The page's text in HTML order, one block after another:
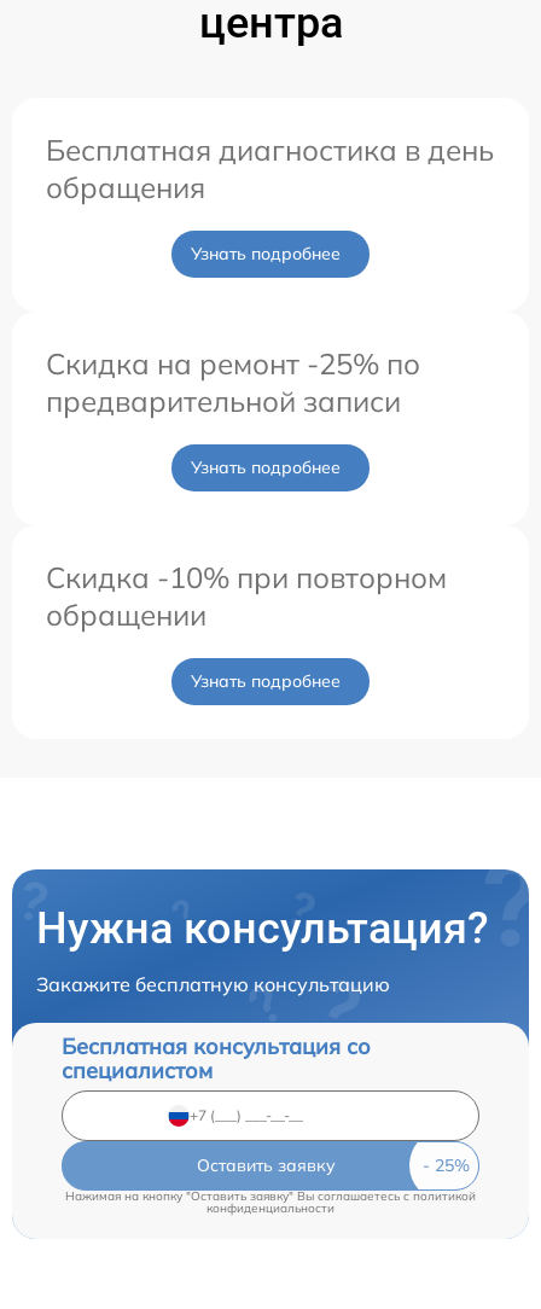
центра
Бесплатная диагностика в день
обращения
Узнать подробнее
Скидка на ремонт -25% по
предварительной записи
Узнать подробнее
Скидка -10% при повторном
обращении
Узнать подробнее
Нужна консультация?
Закажите бесплатную консультацию
Бесплатная консультация со
специалистом
Оставить заявку
Нажимая на кнопку "Оставить заявку" Вы соглашаетесь cполитикой
конфиденциальности